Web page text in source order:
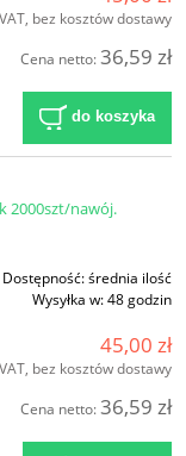
bez kosztów dostawy
Cena netto:36,59 zł
do koszyka
2000szt/nawój.
Dostępność:średnia ilość
Wysyłka w:48 godzin
45,00 zł
bez kosztów dostawy
Cena netto:36,59 zł